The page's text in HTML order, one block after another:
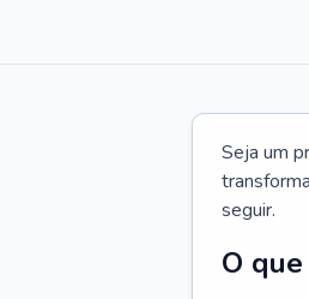
Seja um
seguir.
O